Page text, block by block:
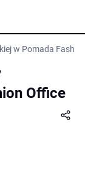
w Pomada
Office